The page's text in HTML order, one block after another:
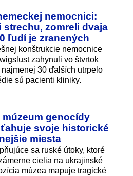
nemocnici:
strechu, zomreli dvaja
ľudí je zranených
konštrukcie nemocnice
zahynuli vo štvrtok
30 ďalších utrpelo
sú pacienti kliniky.
genocídy
svoje historické
miesta
sa ruské útoky, ktoré
cielia na ukrajinské
múzea mapuje tragické